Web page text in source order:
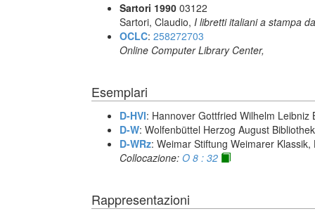
Sartori 1990 03122
Sartori, Claudio, I libretti italiani a stampa
OCLC: 258272703
Online Computer Library Center,
Esemplari
D-HVl: Hannover Gottfried Wilhelm Leibniz
D-W: Wolfenbüttel Herzog August
D-WRz: Weimar Stiftung Weimarer
Collocazione: O 8 : 32
Rappresentazioni